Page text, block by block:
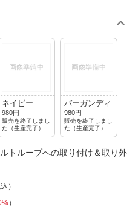
ネイビー
980円
販売を終了しまし
た（生産完了）
バーガンディ
980円
販売を終了しまし
た（生産完了）
トループへの取り付け＆取り外
）
）